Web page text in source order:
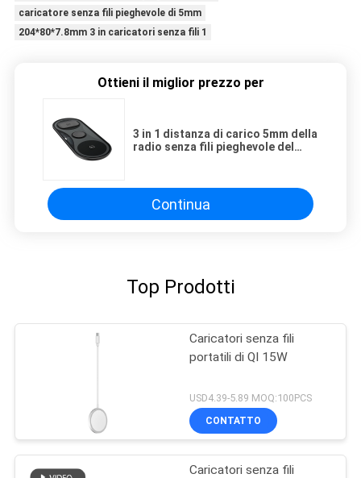
caricatore senza fili pieghevole di 5mm
204*80*7.8mm 3 in caricatori senza fili 1
Ottieni il miglior prezzo per
3 in 1 distanza di carico 5mm della
radio senza fili pieghevole del
Continua
Top Prodotti
Caricatori senza fili
portatili di QI 15W
USD4.39-5.89 MOQ:100PCS
CONTATTO
Caricatori senza fili